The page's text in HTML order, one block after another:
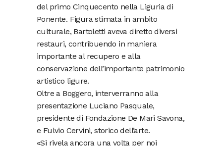
del primo Cinquecento nella Liguria di
Ponente. Figura stimata in ambito
culturale, Bartoletti aveva diretto diversi
restauri, contribuendo in maniera
importante al recupero e alla
conservazione dell’importante patrimonio
artistico ligure.
Oltre a Boggero, interverranno alla
presentazione Luciano Pasquale,
presidente di Fondazione De Mari Savona,
e Fulvio Cervini, storico dell’arte.
«Si rivela ancora una volta per noi